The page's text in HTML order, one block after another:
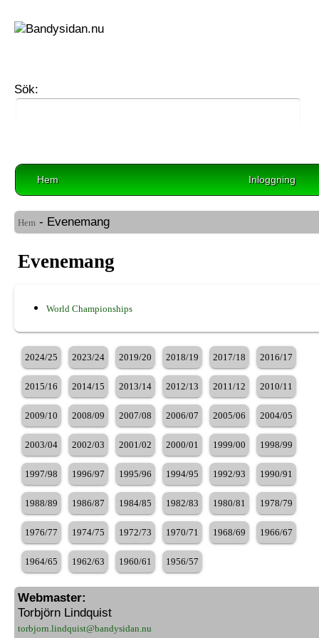
Sök:
Hem Inloggning
Hem - Evenemang
Evenemang
World Championships
2024/25 2023/24 2019/20 2018/19 2017/18 2016/17
2015/16 2014/15 2013/14 2012/13 2011/12 2010/11
2009/10 2008/09 2007/08 2006/07 2005/06 2004/05
2003/04 2002/03 2001/02 2000/01 1999/00 1998/99
1997/98 1996/97 1995/96 1994/95 1992/93 1990/91
1988/89 1986/87 1984/85 1982/83 1980/81 1978/79
1976/77 1974/75 1972/73 1970/71 1968/69 1966/67
1964/65 1962/63 1960/61 1956/57
Webmaster:
Torbjörn Lindquist
torbjorn.lindquist@bandysidan.nu